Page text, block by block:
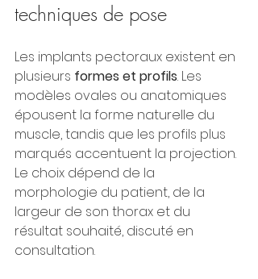
techniques de pose
Les implants pectoraux existent en
plusieurs formes et profils. Les
modèles ovales ou anatomiques
épousent la forme naturelle du
muscle, tandis que les profils plus
marqués accentuent la projection.
Le choix dépend de la
morphologie du patient, de la
largeur de son thorax et du
résultat souhaité, discuté en
consultation.